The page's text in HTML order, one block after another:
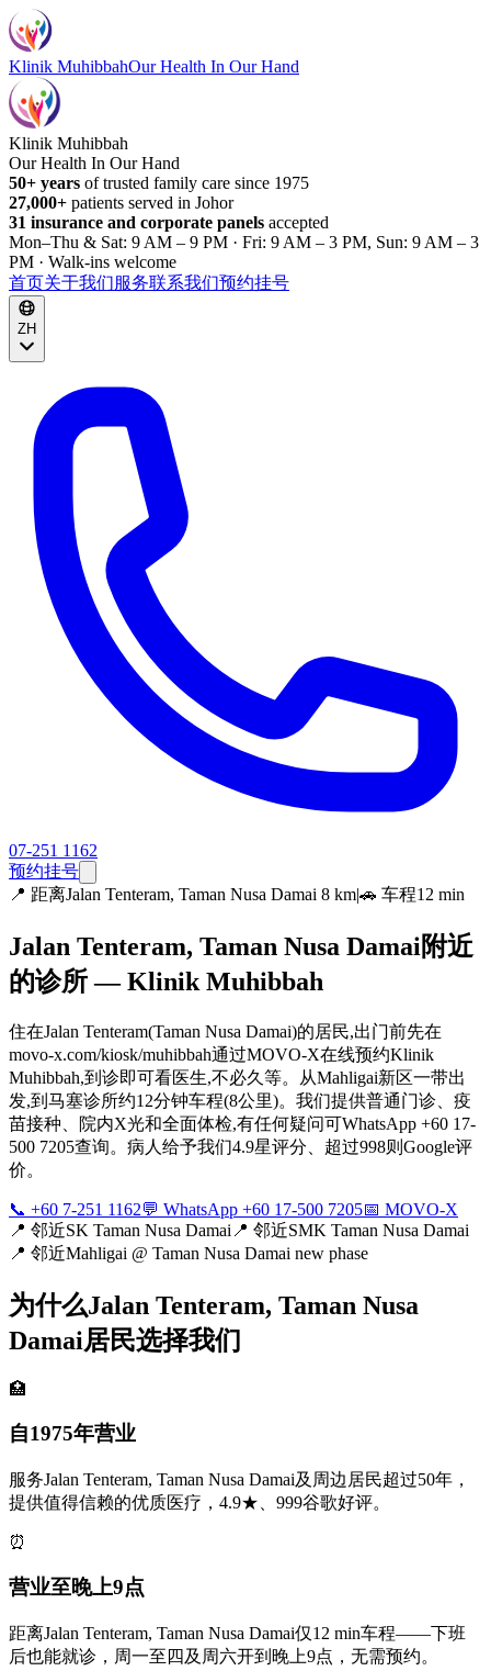
Klinik MuhibbahOur Health In Our Hand
Klinik Muhibbah
Our Health In Our Hand
50+ years of trusted family care since 1975
27,000+ patients served in Johor
31 insurance and corporate panels accepted
Mon–Thu & Sat: 9 AM – 9 PM · Fri: 9 AM – 3 PM, Sun: 9 AM – 3
PM · Walk-ins welcome
首页关于我们服务联系我们预约挂号
ZH
07-251 1162
预约挂号
📍 距离Jalan Tenteram, Taman Nusa Damai 8 km|🚗 车程12 min
Jalan Tenteram, Taman Nusa Damai附近
的诊所 — Klinik Muhibbah
住在Jalan Tenteram(Taman Nusa Damai)的居民,出门前先在
movo-x.com/kiosk/muhibbah通过MOVO-X在线预约Klinik
Muhibbah,到诊即可看医生,不必久等。从Mahligai新区一带出
发,到马塞诊所约12分钟车程(8公里)。我们提供普通门诊、疫
苗接种、院内X光和全面体检,有任何疑问可WhatsApp +60 17-
500 7205查询。病人给予我们4.9星评分、超过998则Google评
价。
📞 +60 7-251 1162💬 WhatsApp +60 17-500 7205📅 MOVO-X
📍 邻近SK Taman Nusa Damai 📍 邻近SMK Taman Nusa Damai
📍 邻近Mahligai @ Taman Nusa Damai new phase
为什么Jalan Tenteram, Taman Nusa
Damai居民选择我们
🏥
自1975年营业
服务Jalan Tenteram, Taman Nusa Damai及周边居民超过50年，
提供值得信赖的优质医疗，4.9★、999谷歌好评。
⏰
营业至晚上9点
距离Jalan Tenteram, Taman Nusa Damai仅12 min车程——下班
后也能就诊，周一至四及周六开到晚上9点，无需预约。